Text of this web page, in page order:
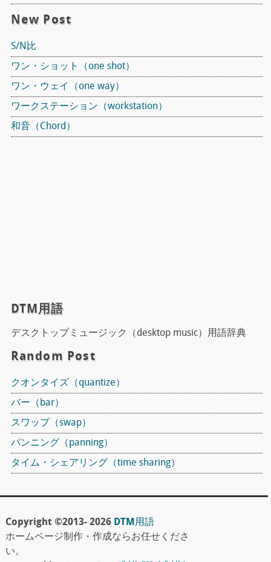
New Post
S/N比
ワン・ショット（one shot）
ワン・ウェイ（one way）
ワークステーション（workstation）
和音（Chord）
DTM用語
デスクトップミュージック（desktop music）用語辞典
Random Post
クオンタイズ（quantize）
バー（bar）
スワップ（swap）
パンニング（panning）
タイム・シェアリング（time sharing）
Copyright ©2013- 2026 DTM用語
ホームページ制作・作成ならお任せくださ
い。